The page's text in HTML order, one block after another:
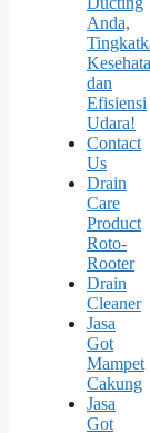
Anda,
dan
Efisiensi
Udara!
Contact
Us
Drain
Care
Product
Roto-
Rooter
Drain
Cleaner
Jasa
Got
Mampet
Cakung
Jasa
Got